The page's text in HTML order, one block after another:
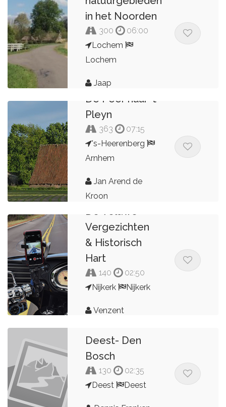
in het Noorden
300
06:00
Lochem
Lochem
Jaap
De Peer naar 't
Pleyn
363
07:15
's-Heerenberg
Arnhem
Jan Arend de
Kroon
De Veluwe
Vergezichten
& Historisch
Hart
140
02:50
Nijkerk
Nijkerk
Venzent
Deest- Den
Bosch
130
02:35
Deest
Deest